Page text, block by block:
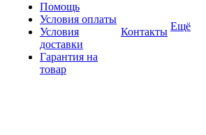
Помощь
Условия оплаты
Условия
доставки
Гарантия на
товар
Контакты Ещё